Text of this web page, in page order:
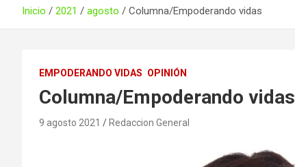
Inicio 2021 agosto Columna/Empoderando vidas
EMPODERANDO VIDAS OPINIÓN
Columna/Empoderando vidas
9 agosto 2021 Redaccion General